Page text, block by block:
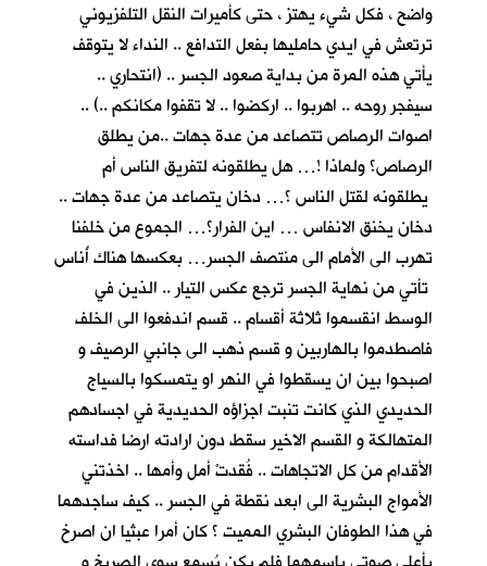
واضح ، فكل شيء يهتز ، حتى كأميرات النقل التلفزيوني
ترتعش في ايدي حامليها بفعل التدافع .. النداء لا يتوقف
يأتي هذه المرة من بداية صعود الجسر .. (انتحاري ..
سيفجر روحه .. اهربوا .. اركضوا .. لا تقفوا مكانكم ..) ..
اصوات الرصاص تتصاعد من عدة جهات ..من يطلق
الرصاص؟ ولماذا !… هل يطلقونه لتفريق الناس أم
يطلقونه لقتل الناس ؟… دخان يتصاعد من عدة جهات ..
دخان يخنق الانفاس … اين الفرار؟… الجموع من خلفنا
تهرب الى الأمام الى منتصف الجسر… بعكسها هناك أُناس
تأتي من نهاية الجسر ترجع عكس التيار .. الذين في
الوسط انقسموا ثلاثة أقسام .. قسم اندفعوا الى الخلف
فاصطدموا بالهاربين و قسم ذهب الى جانبي الرصيف و
اصبحوا بين ان يسقطوا في النهر او يتمسكوا بالسياج
الحديدي الذي كانت تنبت اجزاؤه الحديدية في اجسادهم
المتهالكة و القسم الاخير سقط دون ارادته ارضا فداسته
الأقدام من كل الاتجاهات .. فُقدتْ أمل وأمها .. اخذتني
الأمواج البشرية الى ابعد نقطة في الجسر .. كيف ساجدهما
في هذا الطوفان البشري المميت ؟ كان أمرا عبثيا ان اصرخ